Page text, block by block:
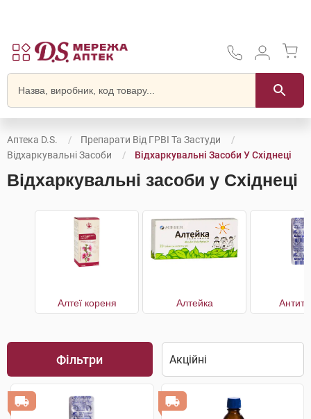
Аптека D.S.
Препарати Від ГРВІ Та Застуди
Відхаркувальні Засоби
Відхаркувальні Засоби У Східнеці
Відхаркувальні засоби у Східнеці
Алтеї кореня Алтейка
Фільтри